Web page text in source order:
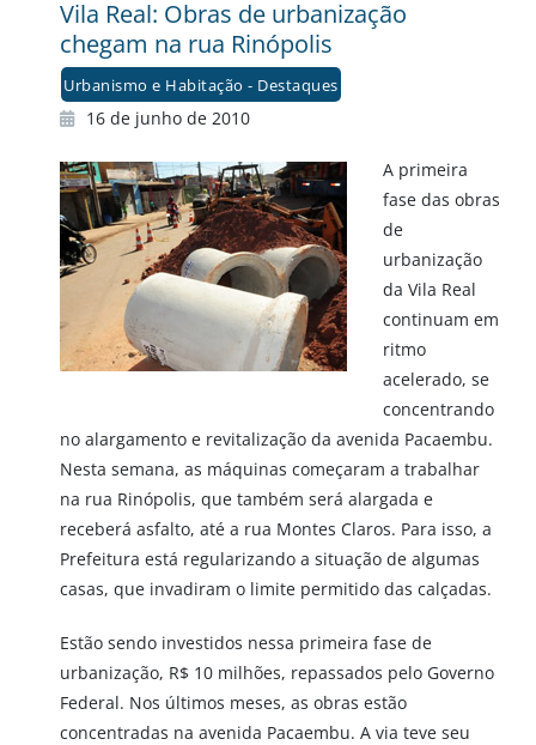
Vila Real: Obras de urbanização
chegam na rua Rinópolis
Urbanismo e Habitação - Destaques
16 de junho de 2010
A primeira
fase das obras
de
urbanização
da Vila Real
continuam em
ritmo
acelerado, se
concentrando
no alargamento e revitalização da avenida Pacaembu.
Nesta semana, as máquinas começaram a trabalhar
na rua Rinópolis, que também será alargada e
receberá asfalto, até a rua Montes Claros. Para isso, a
Prefeitura está regularizando a situação de algumas
casas, que invadiram o limite permitido das calçadas.
Estão sendo investidos nessa primeira fase de
urbanização, R$ 10 milhões, repassados pelo Governo
Federal. Nos últimos meses, as obras estão
concentradas na avenida Pacaembu. A via teve seu